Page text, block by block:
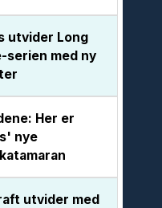
utvider Long
serien med ny
Her er
nye
utvider med